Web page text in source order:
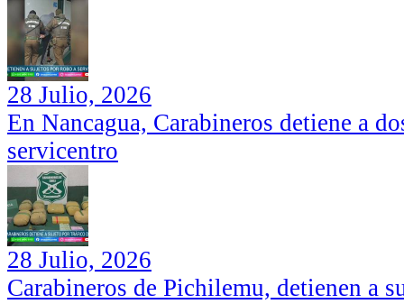
28 Julio, 2026
En Nancagua, Carabineros detiene a
servicentro
28 Julio, 2026
Carabineros de Pichilemu, detienen a